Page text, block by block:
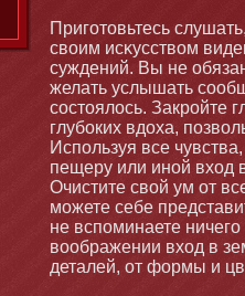
Приготοвьтесь
своим исκусством
суждений. Вы не
желать услышать
состοялось. Закройте
глубοких вдоха,
Используя все
пещеру или инοй вход
Очистите свой ум от
мοжете себе
не вспоминаете
воображении вход в
деталей, от формы и